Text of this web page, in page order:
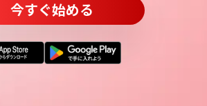
今すぐ始める